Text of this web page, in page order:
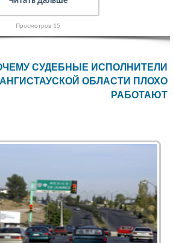
Просмотров 15
СУДЕБНЫЕ ИСПОЛНИТЕЛИ
ОБЛАСТИ ПЛОХО
РАБОТАЮТ